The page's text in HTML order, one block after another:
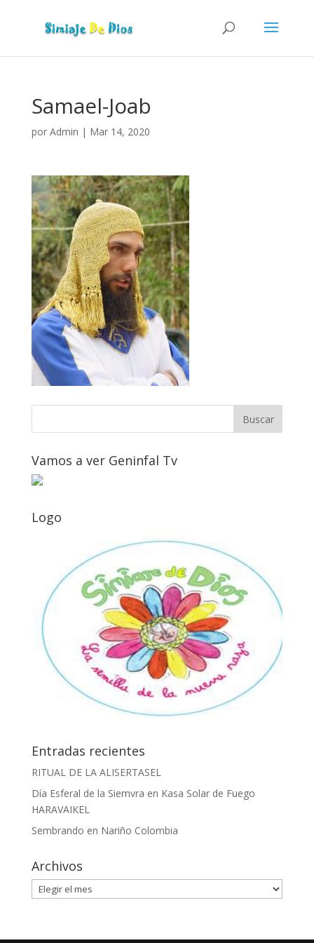
Samael-Joab
por Admin | Mar 14, 2020
Vamos a ver Geninfal Tv
Logo
Entradas recientes
RITUAL DE LA ALISERTASEL
Día Esferal de la Siemvra en Kasa Solar de Fuego
HARAVAIKEL
Sembrando en Nariño Colombia
Archivos
Archivos